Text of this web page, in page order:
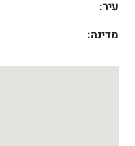
עיר:
מדינה: